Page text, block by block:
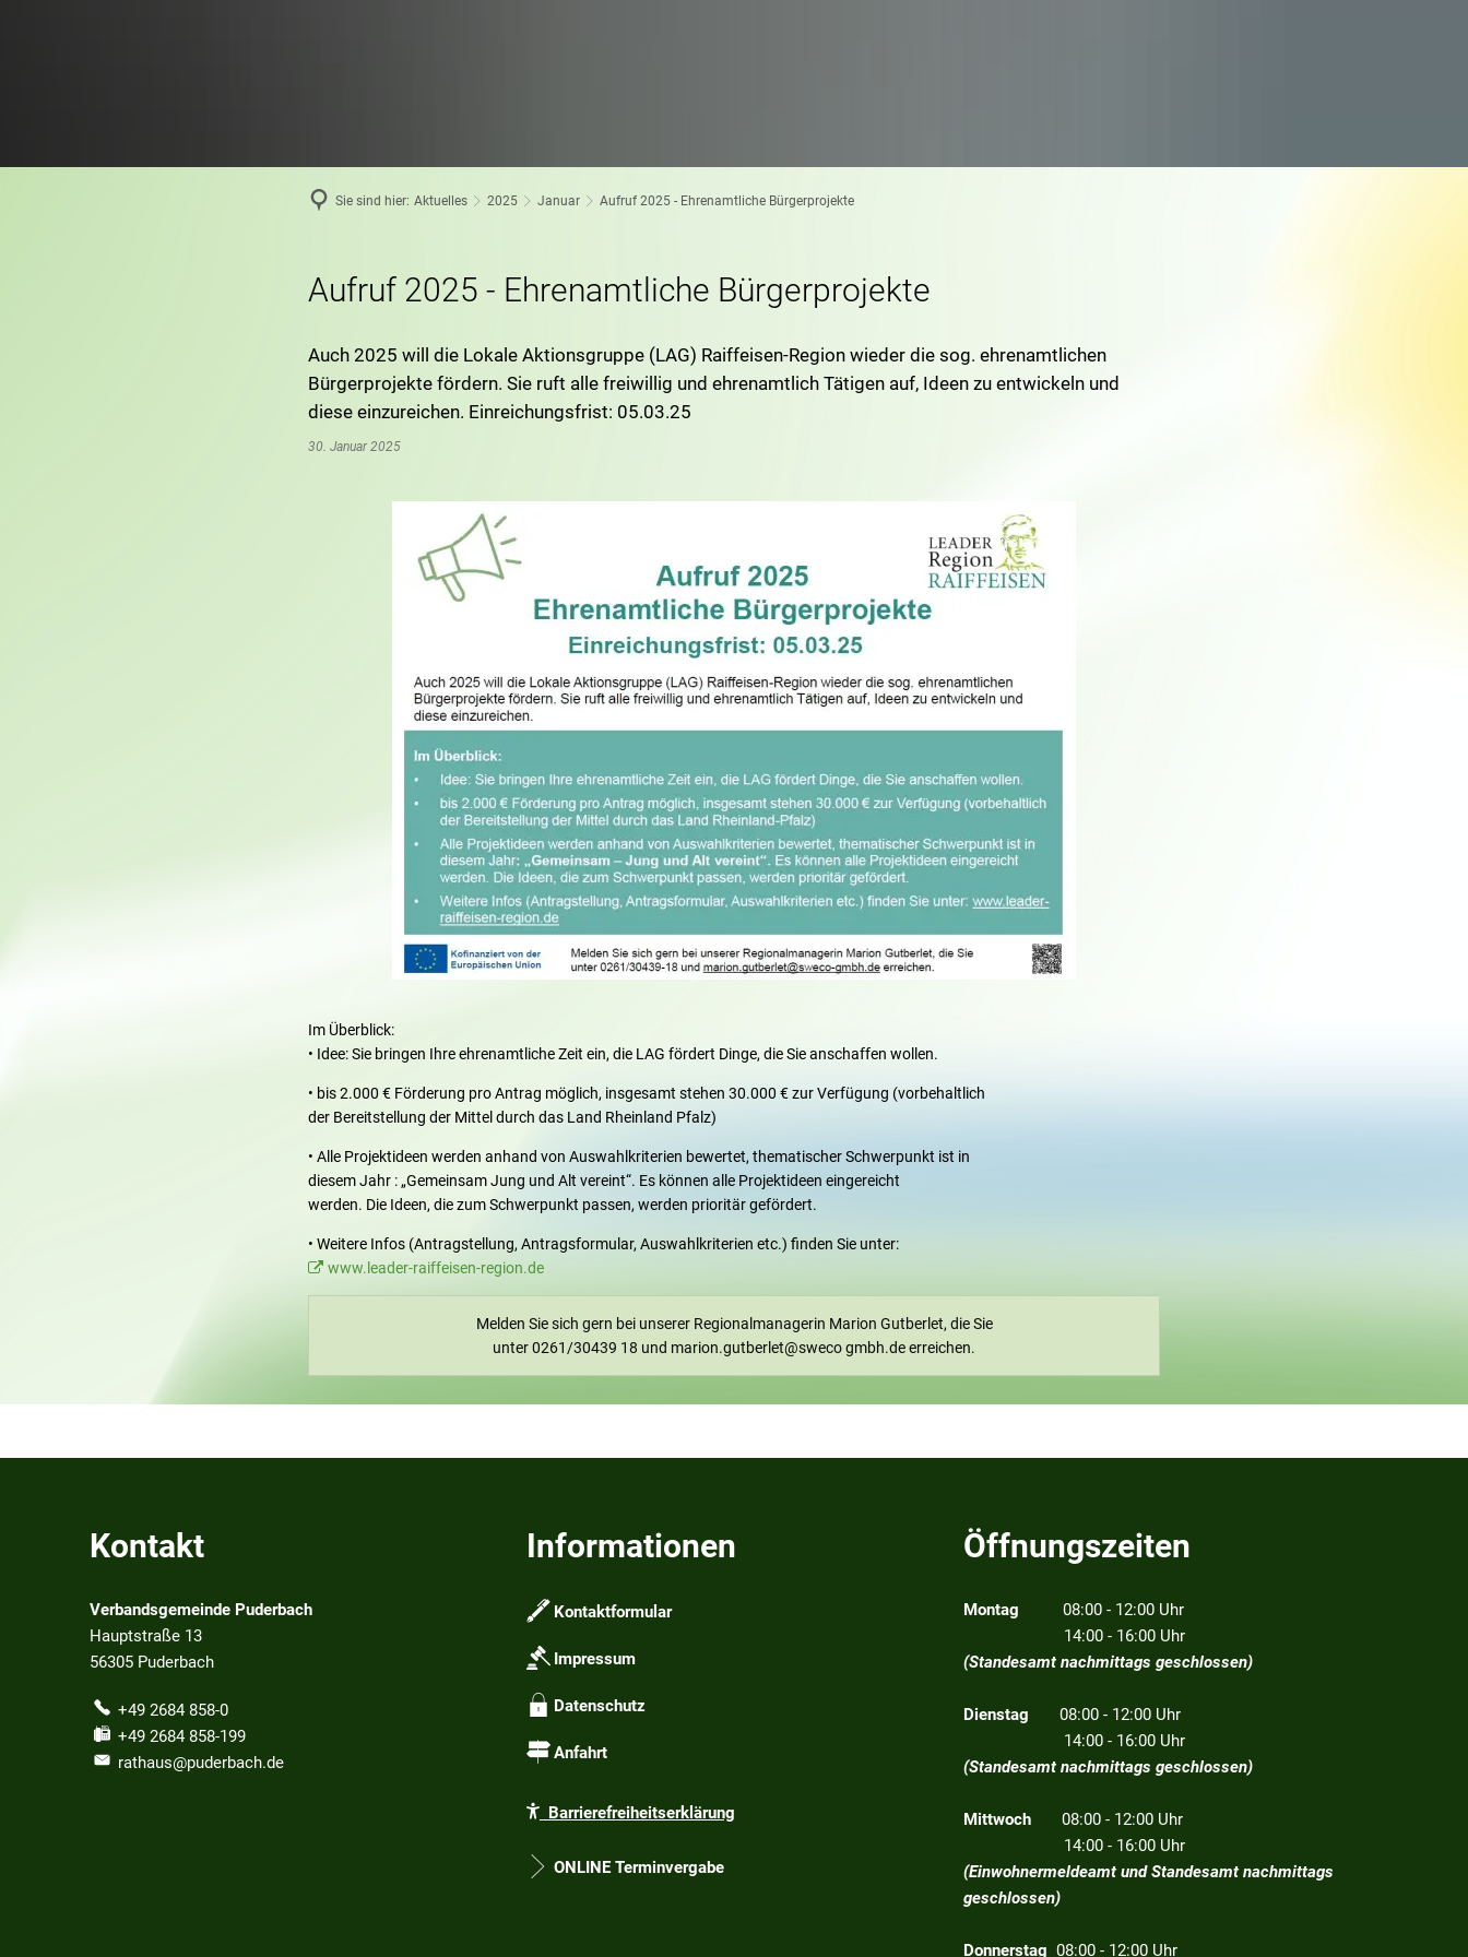
Sie sind hier: Aktuelles 2025 Januar Aufruf 2025 - Ehrenamtliche Bürgerprojekte
Aufruf 2025 - Ehrenamtliche Bürgerprojekte
Auch 2025 will die Lokale Aktionsgruppe (LAG) Raiffeisen-Region wieder die sog. ehrenamtlichen
Bürgerprojekte fördern. Sie ruft alle freiwillig und ehrenamtlich Tätigen auf, Ideen zu entwickeln und
diese einzureichen. Einreichungsfrist: 05.03.25
30. Januar 2025
Im Überblick:
• Idee: Sie bringen Ihre ehrenamtliche Zeit ein, die LAG fördert Dinge, die Sie anschaffen wollen.
• bis 2.000 € Förderung pro Antrag möglich, insgesamt stehen 30.000 € zur Verfügung (vorbehaltlich
der Bereitstellung der Mittel durch das Land Rheinland Pfalz)
• Alle Projektideen werden anhand von Auswahlkriterien bewertet, thematischer Schwerpunkt ist in
diesem Jahr : „Gemeinsam Jung und Alt vereint“. Es können alle Projektideen eingereicht
werden. Die Ideen, die zum Schwerpunkt passen, werden prioritär gefördert.
• Weitere Infos (Antragstellung, Antragsformular, Auswahlkriterien etc.) finden Sie unter:
www.leader-raiffeisen-region.de
Melden Sie sich gern bei unserer Regionalmanagerin Marion Gutberlet, die Sie
unter 0261/30439 18 und marion.gutberlet@sweco gmbh.de erreichen.
Kontakt
Verbandsgemeinde Puderbach
Hauptstraße 13
56305 Puderbach
+49 2684 858-0
+49 2684 858-199
rathaus@puderbach.de
Informationen
Kontaktformular
Impressum
Datenschutz
Anfahrt
Barrierefreiheitserklärung
ONLINE Terminvergabe
Öffnungszeiten
Montag 08:00 - 12:00 Uhr
14:00 - 16:00 Uhr
(Standesamt nachmittags geschlossen)
Dienstag 08:00 - 12:00 Uhr
14:00 - 16:00 Uhr
(Standesamt nachmittags geschlossen)
Mittwoch 08:00 - 12:00 Uhr
14:00 - 16:00 Uhr
(Einwohnermeldeamt und Standesamt nachmittags
geschlossen)
Donnerstag 08:00 - 12:00 Uhr